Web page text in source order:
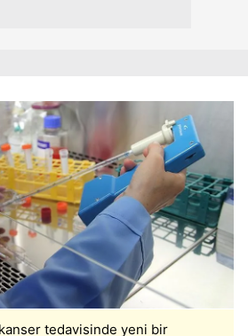
tedavisinde yeni bir